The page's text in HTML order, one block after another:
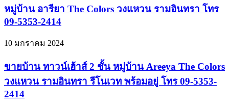
หมู่บ้าน อารียา The Colors วงแหวน รามอินทรา โทร
09-5353-2414
10 มกราคม 2024
ขายบ้าน ทาวน์เฮ้าส์ 2 ชั้น หมู่บ้าน Areeya The Colors
วงแหวน รามอินทรา รีโนเวท พร้อมอยู่ โทร 09-5353-
2414